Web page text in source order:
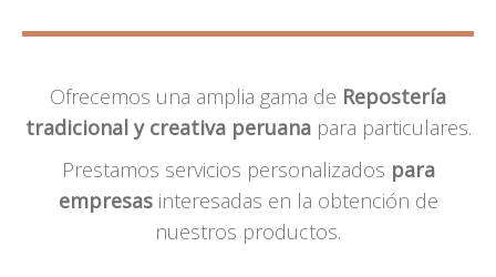
Ofrecemos una amplia gama de Repostería
tradicional y creativa peruanapara particulares.
Prestamos servicios personalizados para
empresasinteresadas en la obtención de
nuestros productos.